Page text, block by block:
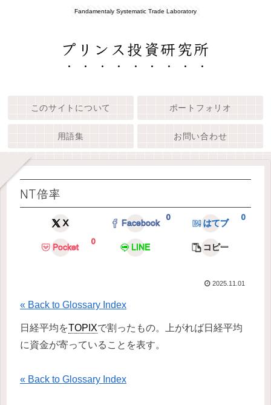
Fandamentaly Systematic Trade Laboratory
プリンス投資研究所
このサイトについて ポートフォリオ
用語集 お問い合わせ
NT倍率
X Facebook
0
はてブ
0
Pocket
0
LINE コピー
2025.11.01
« Back to Glossary Index
日経平均をTOPIXで割ったもの。上がれば日経平均
に資金が寄っていることを表す。
« Back to Glossary Index